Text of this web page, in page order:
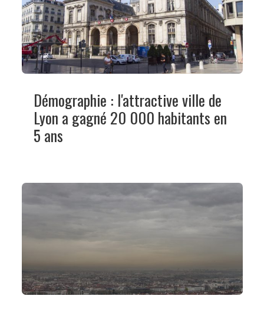
Démographie : l'attractive ville de
Lyon a gagné 20 000 habitants en
5 ans